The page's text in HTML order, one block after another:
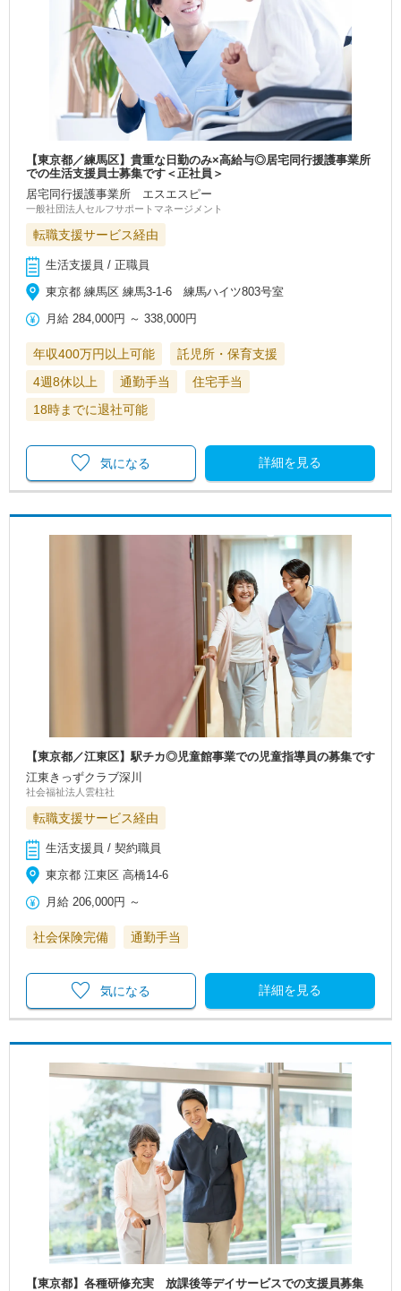
【東京都／練馬区】貴重な日勤のみ×高給与◎居宅同行援護事業所
での生活支援員士募集です＜正社員＞
居宅同行援護事業所 エスエスピー
一般社団法人セルフサポートマネージメント
転職支援サービス経由
生活支援員 / 正職員
東京都 練馬区 練馬3-1-6 練馬ハイツ803号室
月給 284,000円 ～338,000円
年収400万円以上可能
託児所・保育支援
4週8休以上
通勤手当
住宅手当
18時までに退社可能
詳細を見る
気になる
【東京都／江東区】駅チカ◎児童館事業での児童指導員の募集です
江東きっずクラブ深川
社会福祉法人雲柱社
転職支援サービス経由
生活支援員 / 契約職員
東京都 江東区 高橋14-6
月給 206,000円 ～
社会保険完備 通勤手当
詳細を見る
気になる
【東京都】各種研修充実 放課後等デイサービスでの支援員募集